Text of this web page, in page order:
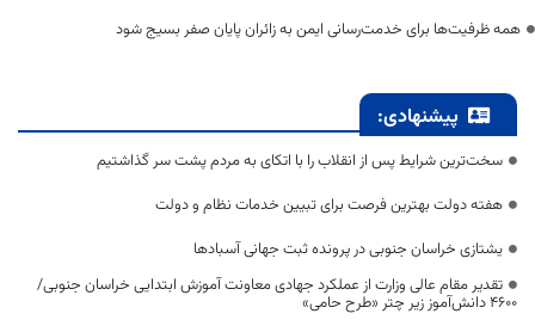
همه ظرفیت‌ها برای خدمت‌رسانی ایمن به زائران پایان صفر بسیج شود
پیشنهادی:
سخت‌ترین شرایط پس از انقلاب را با اتکای به مردم پشت سر گذاشتیم
هفته دولت بهترین فرصت برای تبیین خدمات نظام و دولت
یشتازی خراسان جنوبی در پرونده ثبت جهانی آسبادها
تقدیر مقام عالی وزارت از عملکرد جهادی معاونت آموزش ابتدایی خراسان جنوبی/
۴۶۰۰ دانش‌آموز زیر چتر «طرح حامی»